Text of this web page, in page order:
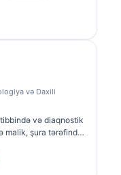
Dr. Klein
diaqnostikası
dair geniş şəkildə
və Daxili
və diaqnostik
şura tərəfindən
klinik kimya üzrə
klinik praktikada
barədə geniş